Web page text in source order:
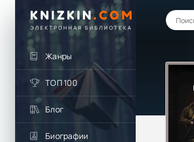
KNIZKIN. COM
ЭЛЕКТРОННАЯ БИБЛИОТЕКА
Жанры
ТОП 100
Блог
Биографии